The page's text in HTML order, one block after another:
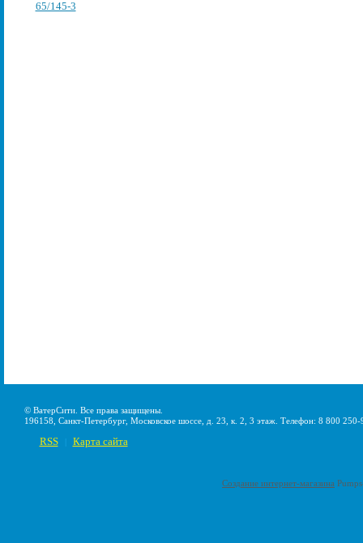
© ВатерСити. Все права защищены.
196158, Санкт-Петербург, Московское шоссе, д. 23, к. 2, 3 этаж. Телефон: 8 800
RSS Карта сайта
Создание интернет-магазина